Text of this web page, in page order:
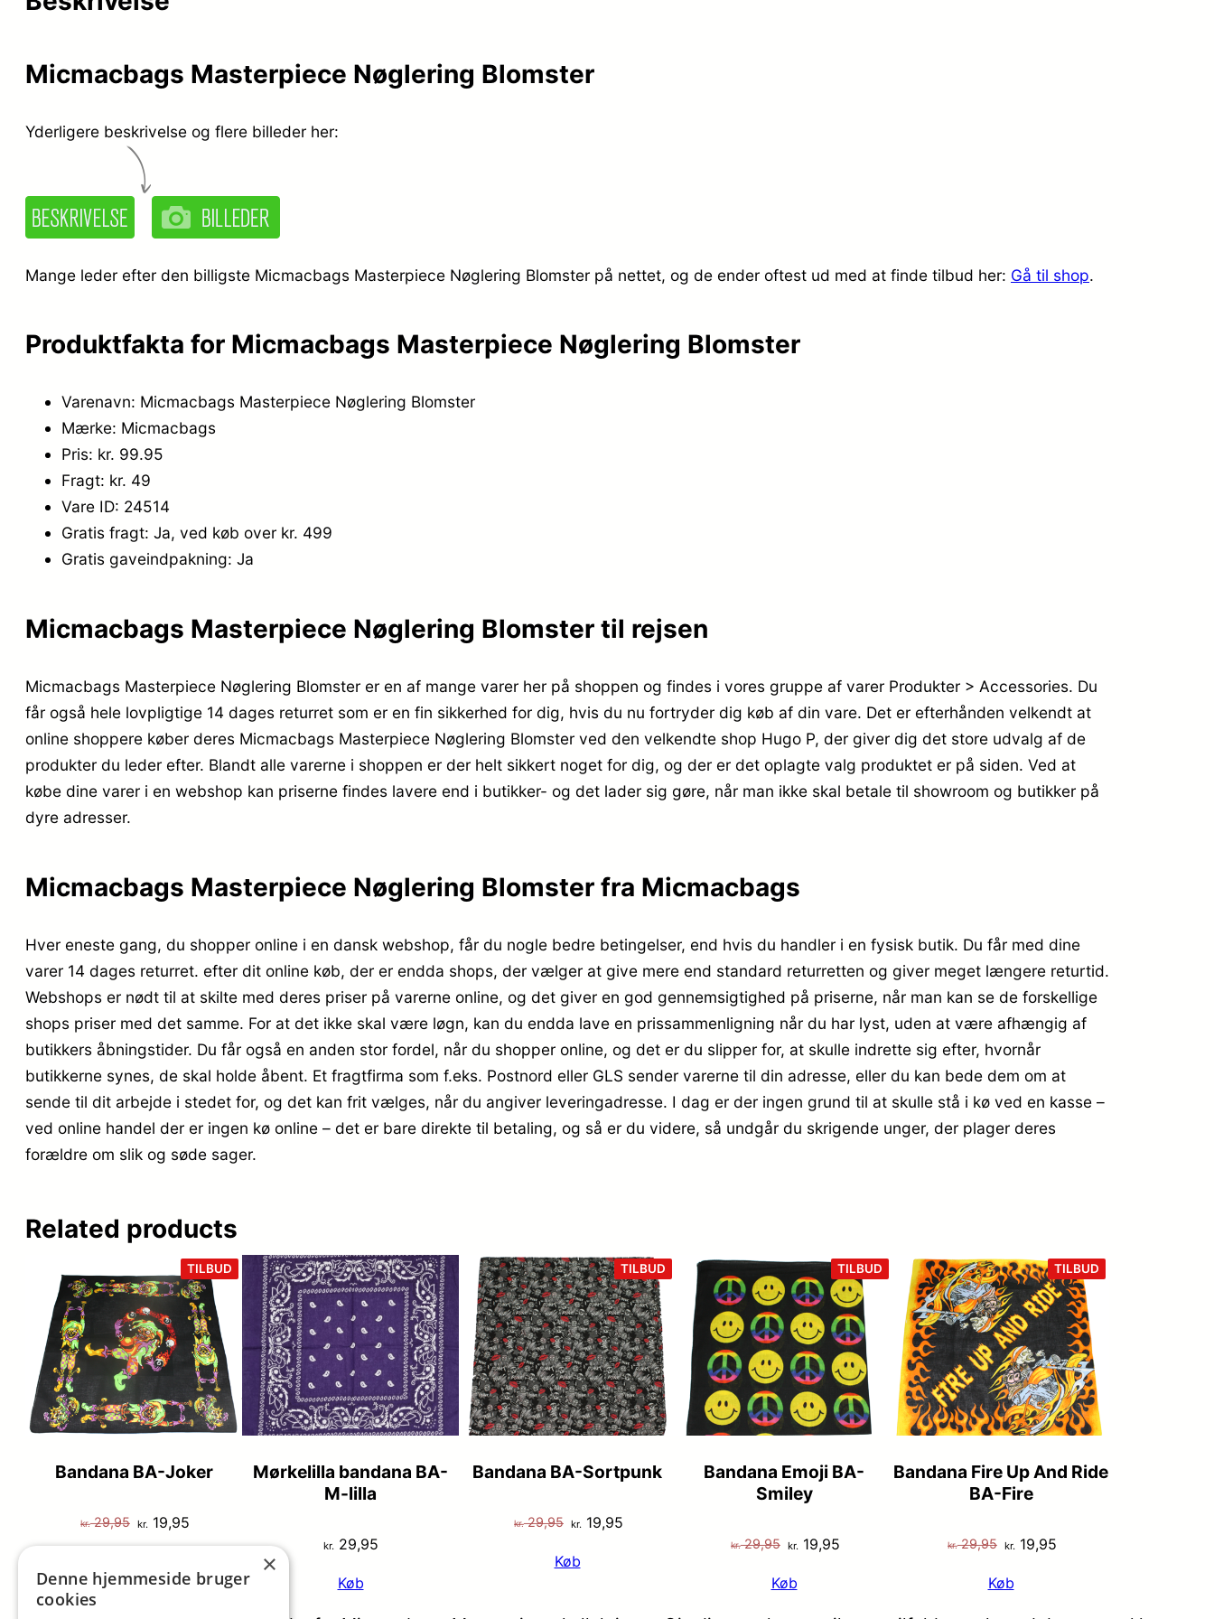
Micmacbags Masterpiece Nøglering Blomster
Yderligere beskrivelse og flere billeder her:
Mange leder efter den billigste Micmacbags Masterpiece Nøglering Blomster på nettet, og de ender oftest ud med at finde tilbud her: Gå til shop.
Produktfakta for Micmacbags Masterpiece Nøglering Blomster
Varenavn: Micmacbags Masterpiece Nøglering Blomster
Mærke: Micmacbags
Pris: kr. 99.95
Fragt: kr. 49
Vare ID: 24514
Gratis fragt: Ja, ved køb over kr. 499
Gratis gaveindpakning: Ja
Micmacbags Masterpiece Nøglering Blomster til rejsen
Micmacbags Masterpiece Nøglering Blomster er en af mange varer her på shoppen og findes i vores gruppe af varer Produkter > Accessories. Du
får også hele lovpligtige 14 dages returret som er en fin sikkerhed for dig, hvis du nu fortryder dig køb af din vare. Det er efterhånden velkendt at
online shoppere køber deres Micmacbags Masterpiece Nøglering Blomster ved den velkendte shop Hugo P, der giver dig det store udvalg af de
produkter du leder efter. Blandt alle varerne i shoppen er der helt sikkert noget for dig, og der er det oplagte valg produktet er på siden. Ved at
købe dine varer i en webshop kan priserne findes lavere end i butikker- og det lader sig gøre, når man ikke skal betale til showroom og butikker på
dyre adresser.
Micmacbags Masterpiece Nøglering Blomster fra Micmacbags
Hver eneste gang, du shopper online i en dansk webshop, får du nogle bedre betingelser, end hvis du handler i en fysisk butik. Du får med dine
varer 14 dages returret. efter dit online køb, der er endda shops, der vælger at give mere end standard returretten og giver meget længere returtid.
Webshops er nødt til at skilte med deres priser på varerne online, og det giver en god gennemsigtighed på priserne, når man kan se de forskellige
shops priser med det samme. For at det ikke skal være løgn, kan du endda lave en prissammenligning når du har lyst, uden at være afhængig af
butikkers åbningstider. Du får også en anden stor fordel, når du shopper online, og det er du slipper for, at skulle indrette sig efter, hvornår
butikkerne synes, de skal holde åbent. Et fragtfirma som f.eks. Postnord eller GLS sender varerne til din adresse, eller du kan bede dem om at
sende til dit arbejde i stedet for, og det kan frit vælges, når du angiver leveringadresse. I dag er der ingen grund til at skulle stå i kø ved en kasse –
ved online handel der er ingen kø online – det er bare direkte til betaling, og så er du videre, så undgår du skrigende unger, der plager deres
forældre om slik og søde sager.
Related products
TILBUD VARE
PÅ
TILBUD
Bandana BA-Joker
kr.29,95 Den
oprindelige
kr. 19,95
aktuelle
pris
Mørkelilla bandana BA-
M-lilla
kr.29,95
Køb
TILBUD VARE
PÅ
TILBUD
Bandana BA-Sortpunk
kr.29,95 Den
pris
kr. 19,95
Køb
TILBUD VARE
PÅ
TILBUD
Bandana Emoji BA-
Smiley
kr.29,95 Den
pris
kr. 19,95
Køb
TILBUD
PÅ
Bandana Fire Up And Ride
BA-Fire
kr.29,95 Den
pris
kr. 19,95
Køb
×
Denne hjemmeside bruger
cookies